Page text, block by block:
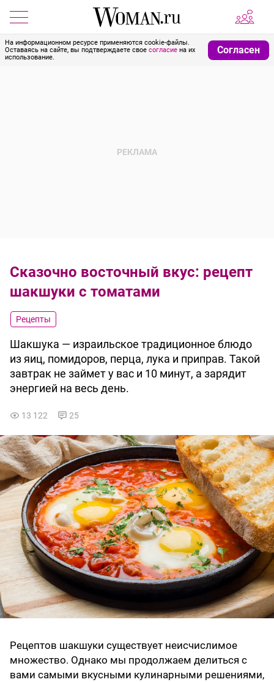
На информационном ресурсе применяются cookie-файлы.
Оставаясь на сайте, вы подтверждаете свое согласие на их
использование.
Согласен
Сказочно восточный вкус: рецепт
шакшуки с томатами
Рецепты
Шакшука — израильское традиционное блюдо
из яиц, помидоров, перца, лука и приправ. Такой
завтрак не займет у вас и 10 минут, а зарядит
энергией на весь день.
13 122 25
Рецептов шакшуки существует неисчислимое
множество. Однако мы продолжаем делиться с
вами самыми вкусными кулинарными решениями,